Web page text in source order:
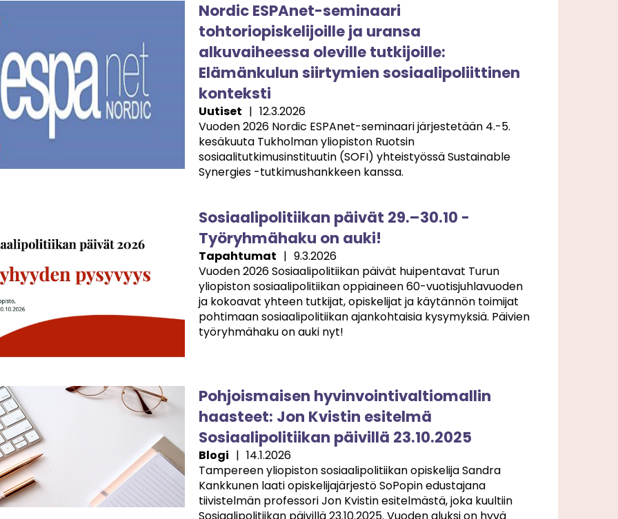
Nordic ESPAnet-seminaari
tohtoriopiskelijoille ja uransa
alkuvaiheessa oleville tutkijoille:
Elämänkulun siirtymien sosiaalipoliittinen
konteksti
Uutiset | 12.3.2026
Vuoden 2026 Nordic ESPAnet-seminaari järjestetään 4.-5.
kesäkuuta Tukholman yliopiston Ruotsin
sosiaalitutkimusinstituutin (SOFI) yhteistyössä Sustainable
Synergies -tutkimushankkeen kanssa.
Sosiaalipolitiikan päivät 29.–30.10 -
Työryhmähaku on auki!
Tapahtumat | 9.3.2026
Vuoden 2026 Sosiaalipolitiikan päivät huipentavat Turun
yliopiston sosiaalipolitiikan oppiaineen 60-vuotisjuhlavuoden
ja kokoavat yhteen tutkijat, opiskelijat ja käytännön toimijat
pohtimaan sosiaalipolitiikan ajankohtaisia kysymyksiä. Päivien
työryhmähaku on auki nyt!
Pohjoismaisen hyvinvointivaltiomallin
haasteet: Jon Kvistin esitelmä
Sosiaalipolitiikan päivillä 23.10.2025
Blogi | 14.1.2026
Tampereen yliopiston sosiaalipolitiikan opiskelija Sandra
Kankkunen laati opiskelijajärjestö SoPopin edustajana
tiivistelmän professori Jon Kvistin esitelmästä, joka kuultiin
Sosiaalipolitiikan päivillä 23.10.2025. Vuoden aluksi on hyvä